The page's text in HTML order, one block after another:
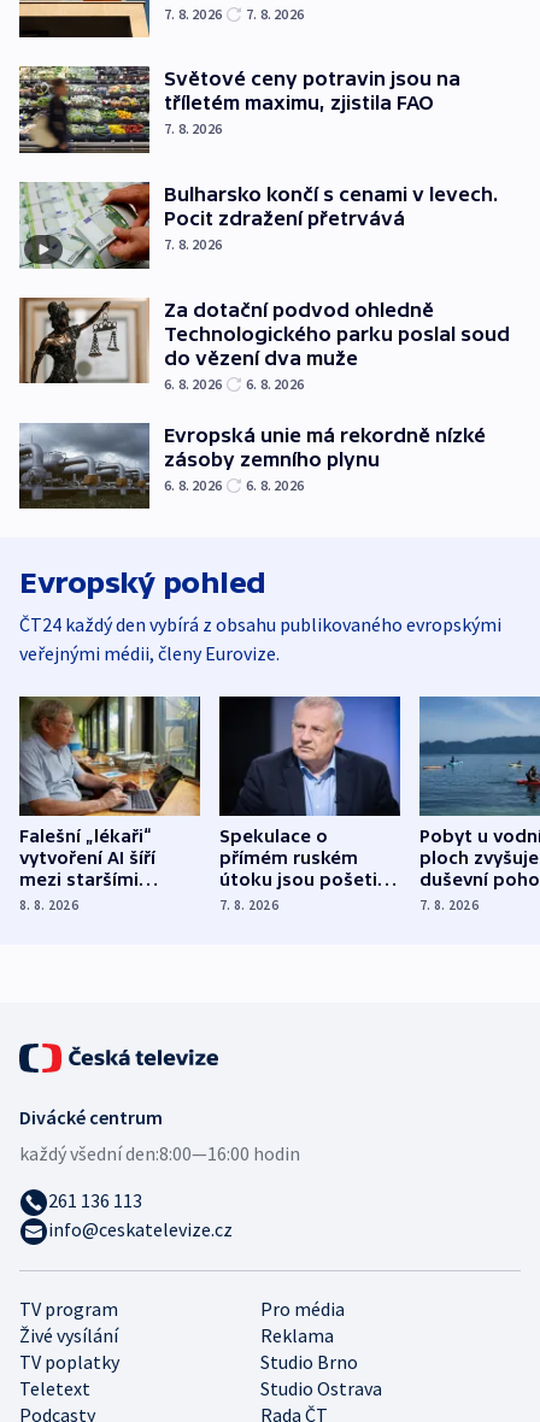
7. 8. 2026 7. 8. 2026
Světové ceny potravin jsou na
tříletém maximu, zjistila FAO
7. 8. 2026
Bulharsko končí s cenami v levech.
Pocit zdražení přetrvává
7. 8. 2026
Za dotační podvod ohledně
Technologického parku poslal soud
do vězení dva muže
6. 8. 2026 6. 8. 2026
Evropská unie má rekordně nízké
zásoby zemního plynu
6. 8. 2026 6. 8. 2026
Evropský pohled
ČT24 každý den vybírá z obsahu publikovaného evropskými
veřejnými médii, členy Eurovize.
Falešní „lékaři“
vytvoření AI šíří
mezi staršími
Poláky nebezpečné
8. 8. 2026
Spekulace o
přímém ruském
útoku jsou pošetilé,
míní estonský
7. 8. 2026
Pobyt u
ploch zvyšuje
duševní
ukázala
7. 8. 2026
TV program
Pro média
Živé vysílání
Reklama
TV poplatky
Studio Brno
Teletext
Studio Ostrava
Podcasty
Rada ČT
Divácké centrum
každý všední den:8:00—16:00 hodin
261 136 113
info@ceskatelevize.cz